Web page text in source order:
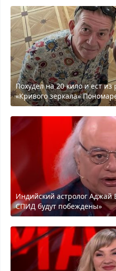
Похудел на 20 кило и ест
«Кривого зеркала»
Индийский астролог Аджай
СПИД будут побеждены»